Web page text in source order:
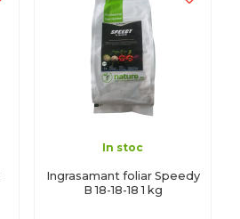
In stoc
Ingrasamant foliar Speedy
B 18-18-18 1 kg